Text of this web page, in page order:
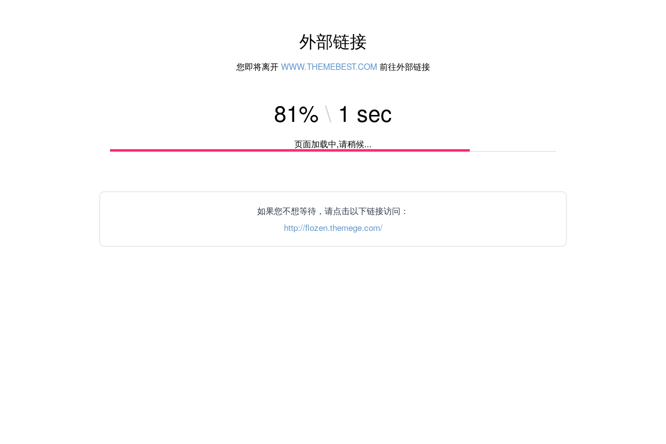
外部链接
您即将离开 WWW.THEMEBEST.COM 前往外部链接
84% \ 1 sec
页面加载中,请稍候...
如果您不想等待，请点击以下链接访问：
http://flozen.themege.com/